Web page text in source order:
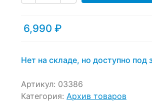
6,990 ₽
Нет на складе, но доступно под
Артикул: 03386
Категория: Архив товаров